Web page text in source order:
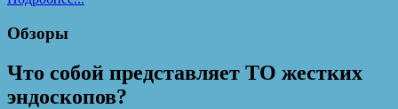
Обзоры
Что собой представляет ТО жестких
эндоскопов?